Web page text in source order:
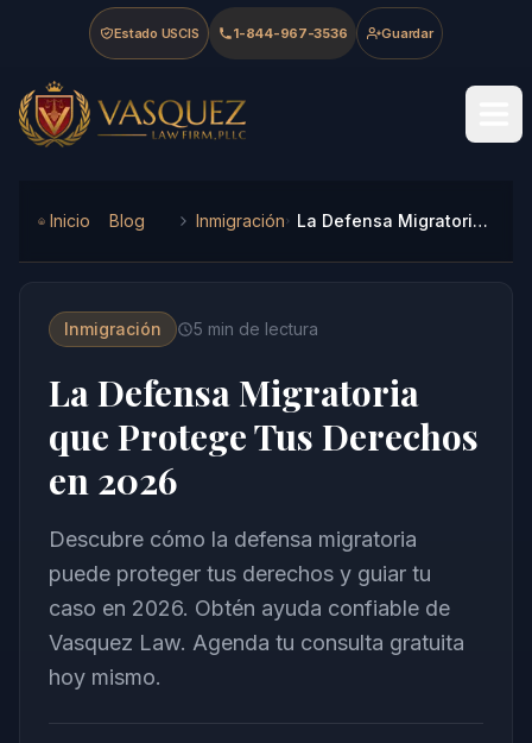
Skip to main content
Skip to navigation
Skip to footer
Estado USCIS 1-844-967-3536 Guardar
Vasquez Law Firm - Home
Inicio Blog Inmigración La Defensa Migratoria que Protege Tus Derechos en 2026
Inmigración 5 min de lectura
La Defensa Migratoria
que Protege Tus Derechos
en 2026
Descubre cómo la defensa migratoria
puede proteger tus derechos y guiar tu
caso en 2026. Obtén ayuda confiable de
Vasquez Law. Agenda tu consulta gratuita
hoy mismo.